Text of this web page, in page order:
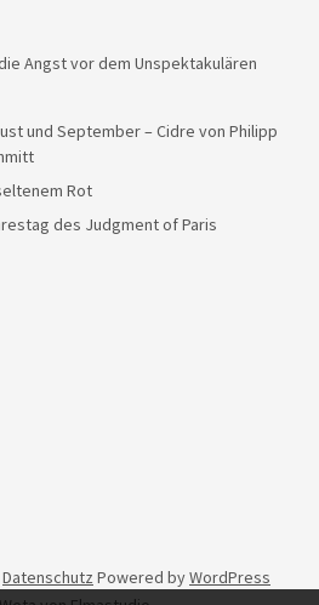
Angst vor dem Unspektakulären
und September – Cidre von Philipp
Rot
des Judgment of Paris
Datenschutz Powered byWordPress